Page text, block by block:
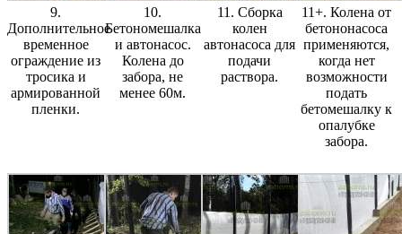
9.
Дополнительное
временное
ограждение из
тросика и
армированной
пленки.
10.
Бетономешалка
и автонасос.
Колена до
забора, не
менее 60м.
11. Сборка
колен
автонасоса для
подачи
раствора.
11+. Колена от
бетононасоса
применяются,
когда нет
возможности
подать
бетомешалку к
опалубке
забора.